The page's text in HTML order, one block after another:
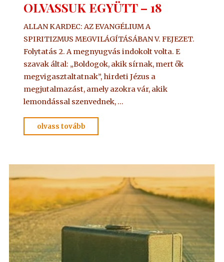
OLVASSUK EGYÜTT – 18
ALLAN KARDEC: AZ EVANGÉLIUM A
SPIRITIZMUS MEGVILÁGÍTÁSÁBAN V. FEJEZET.
Folytatás 2. A megnyugvás indokolt volta. E
szavak által: „Boldogok, akik sírnak, mert ők
megvigasztaltatnak”, hirdeti Jézus a
megjutalmazást, amely azokra vár, akik
lemondással szenvednek, …
olvass tovább
EGYÜTT
18"